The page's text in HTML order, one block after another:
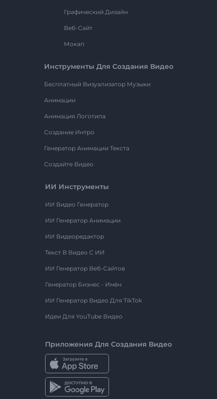
Графический Дизайн
Веб-Сайт
Мокап
Инструменты Для Создания Видео
Бесплатный Визуализатор Музыки
Анимации
Анимация Логотипа
Создание Интро
Генератор Анимации Текста
Создайте Видео
ИИ Инструменты
ИИ Видео Генератор
ИИ Генератор Анимации
ИИ Видеоредактор
Текст В Видео С ИИ
ИИ Генератор Веб-Сайтов
Генератор Бизнес - Имён
ИИ Генератор Видео Для TikTok
Идеи Для YouTube Видео
Приложения Для Создания Видео